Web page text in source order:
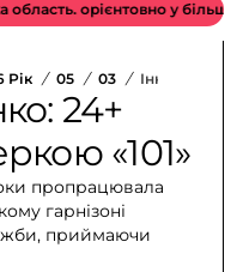
орієнтовно у більш
Рік / 05 / 03 / Інна
24+
«101»
пропрацювала
гарнізоні
приймаючи